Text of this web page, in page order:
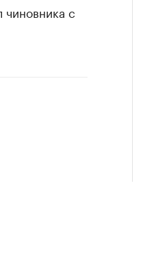
чиновника с